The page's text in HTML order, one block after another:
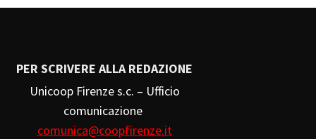
PER SCRIVERE ALLA REDAZIONE
Unicoop Firenze s.c. – Ufficio
comunicazione
comunica@coopfirenze.it